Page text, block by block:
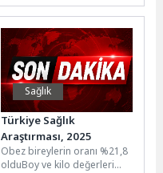
Kulübü tarafından Spor
Toto, Reiss Audio,...
Sağlık
Türkiye Sağlık
Araştırması, 2025
Obez bireylerin oranı %21,8
olduBoy ve kilo değerleri